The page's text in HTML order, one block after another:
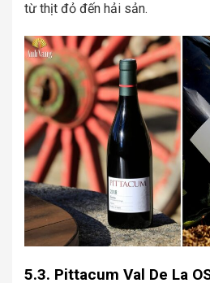
từ thịt đỏ đến hải sản.
5.3. Pittacum Val De La